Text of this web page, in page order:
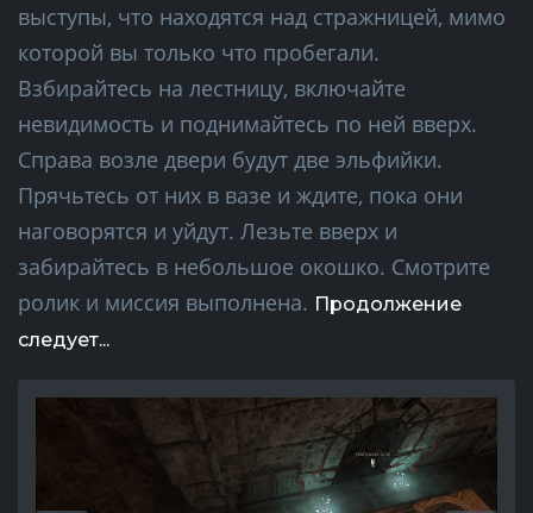
выступы, что находятся над стражницей, мимо
которой вы только что пробегали.
Взбирайтесь на лестницу, включайте
невидимость и поднимайтесь по ней вверх.
Справа возле двери будут две эльфийки.
Прячьтесь от них в вазе и ждите, пока они
наговорятся и уйдут. Лезьте вверх и
забирайтесь в небольшое окошко. Смотрите
ролик и миссия выполнена. Продолжение
следует...